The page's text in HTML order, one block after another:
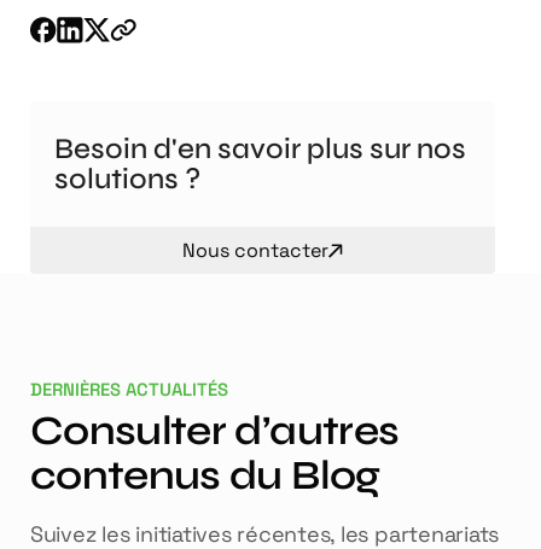
Besoin d'en savoir plus sur nos
solutions ?
Nous contacter
DERNIÈRES ACTUALITÉS
Consulter d’autres
contenus du Blog
Suivez les initiatives récentes, les partenariats